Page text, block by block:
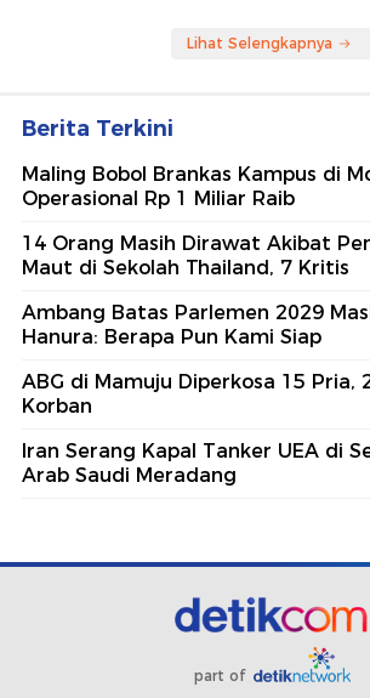
Lihat Selengkapnya
Berita Terkini
Maling Bobol Brankas Kampus di
Operasional Rp 1 Miliar Raib
14 Orang Masih Dirawat Akibat
Maut di Sekolah Thailand, 7 Kritis
Ambang Batas Parlemen 2029
Hanura: Berapa Pun Kami Siap
ABG di Mamuju Diperkosa 15 Pria,
Korban
Iran Serang Kapal Tanker UEA di
Arab Saudi Meradang
part of